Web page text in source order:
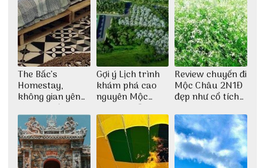
The Bấc’s
Homestay,
không gian yên
bình tại Hòn Sơn
Gợi ý Lịch trình
khám phá cao
nguyên Mộc
Châu 2N1Đ cực
chi tiết
Review chuyến đi
Mộc Châu 2N1Đ
đẹp như cổ tích
Thu Hà